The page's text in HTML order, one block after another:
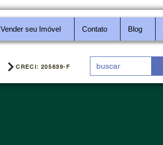
Vender seu Imóvel Contato Blog
CRECI: 205639-F